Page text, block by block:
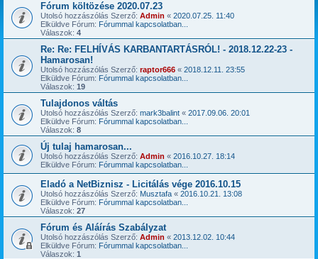
Fórum költözése 2020.07.23
Utolsó hozzászólás Szerző: Admin « 2020.07.25. 11:40
Elküldve Fórum: Fórummal kapcsolatban...
Válaszok: 4
Re: Re: FELHÍVÁS KARBANTARTÁSRÓL! - 2018.12.22-23 -
Hamarosan!
Utolsó hozzászólás Szerző: raptor666 « 2018.12.11. 23:55
Elküldve Fórum: Fórummal kapcsolatban...
Válaszok: 19
Tulajdonos váltás
Utolsó hozzászólás Szerző: mark3balint « 2017.09.06. 20:01
Elküldve Fórum: Fórummal kapcsolatban...
Válaszok: 8
Új tulaj hamarosan...
Utolsó hozzászólás Szerző: Admin « 2016.10.27. 18:14
Elküldve Fórum: Fórummal kapcsolatban...
Eladó a NetBiznisz - Licitálás vége 2016.10.15
Utolsó hozzászólás Szerző: Musztafa « 2016.10.21. 13:08
Elküldve Fórum: Fórummal kapcsolatban...
Válaszok: 27
Fórum és Aláírás Szabályzat
Utolsó hozzászólás Szerző: Admin « 2013.12.02. 10:44
Elküldve Fórum: Fórummal kapcsolatban...
Válaszok: 1